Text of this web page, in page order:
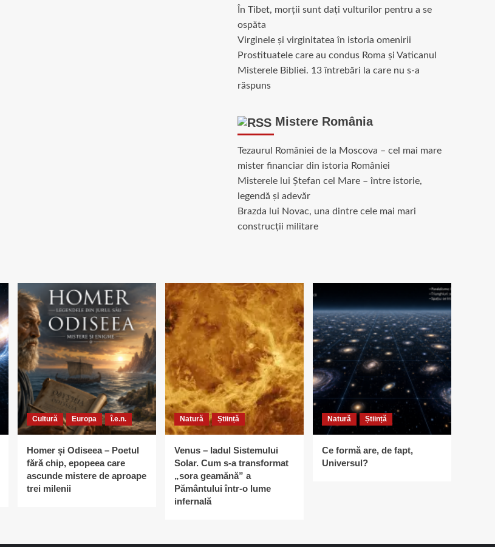
În Tibet, morții sunt dați vulturilor pentru a se
ospăta
Virginele şi virginitatea în istoria omenirii
Prostituatele care au condus Roma și Vaticanul
Misterele Bibliei. 13 întrebări la care nu s-a
răspuns
Mistere România
Tezaurul României de la Moscova – cel mai mare
mister financiar din istoria României
Misterele lui Ștefan cel Mare – între istorie,
legendă și adevăr
Brazda lui Novac, una dintre cele mai mari
construcții militare
Cultură Europa î.e.n.
Homer și Odiseea – Poetul
fără chip, epopeea care
ascunde mistere de aproape
trei milenii
Natură Știință
Venus – Iadul Sistemului
Solar. Cum s-a transformat
„sora geamănă” a
Pământului într-o lume
infernală
Natură Știință
Ce formă are, de fapt,
Universul?